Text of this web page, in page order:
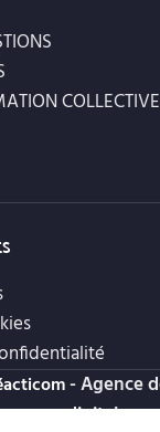
COLLECTIVE
- Agence
digitale.